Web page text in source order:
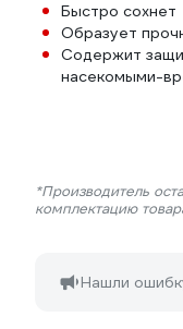
Быстро сохнет
Образует
Содержит
насекомыми-
*Производитель
комплектацию
Нашли